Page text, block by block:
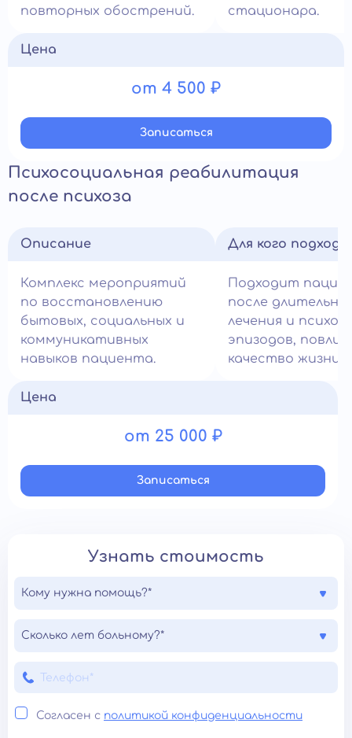
повторных обострений.
стационара.
Цена
от 4 500 ₽
Записатьcя
Психосоциальная реабилитация
после психоза
Описание
Комплекс мероприятий
по восстановлению
бытовых, социальных и
коммуникативных
навыков пациента.
Для кого
Подходит
после
лечения и
эпизодов,
качество жизни.
Цена
от 25 000 ₽
Записатьcя
Узнать стоимость
Кому нужна помощь?*
Сколько лет больному?*
Согласен с политикой конфиденциальности